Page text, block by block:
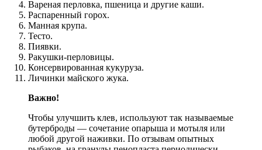
Вареная перловка, пшеница и другие каши.
Распаренный горох.
Манная крупа.
Тесто.
Пиявки.
Ракушки-перловицы.
Консервированная кукуруза.
Личинки майского жука.
Важно!
Чтобы улучшить клев, используют так называемые
бутерброды — сочетание опарыша и мотыля или
любой другой наживки. По отзывам опытных